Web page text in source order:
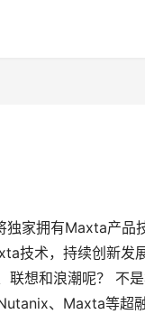
独家拥有Maxta产品
技术，持续创新发
联想和浪潮呢？ 不
、Maxta等超